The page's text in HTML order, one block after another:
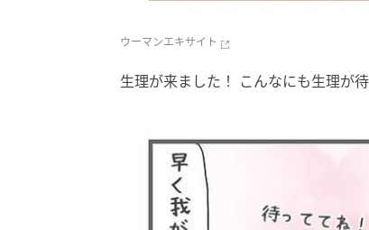
ウーマンエキサイト
生理が来ました！ こんなにも生理が